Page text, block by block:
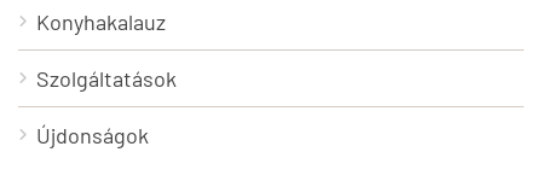
Konyhakalauz
Szolgáltatások
Újdonságok